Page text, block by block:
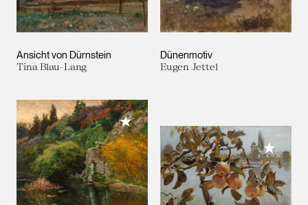
Ansicht von Dürnstein
Tina Blau-Lang
Dünenmotiv
Eugen Jettel
Meiner Sammlung hinzufügen
Meiner